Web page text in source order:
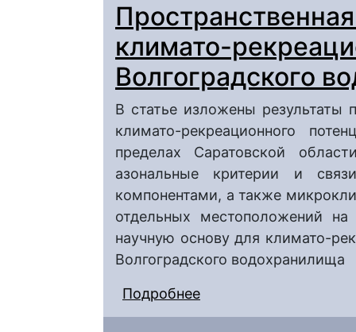
климато-
Волгоградского
В статье изложены результаты
климато-рекреационного
пределах Саратовской
азональные критерии и
компонентами, а также
отдельных местоположений
научную основу для климато-
Волгоградского водохранилища
Подробнее
потенциала